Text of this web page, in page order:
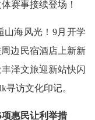
赛事接续登场！
海风光！9月开学
边民宿酒店上新新
泽文旅迎新站快闪
寻访文化印记。
惠民让利举措